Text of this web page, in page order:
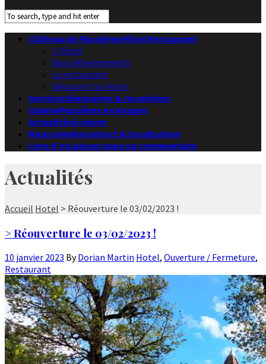
Château de PassièresHôtel Restaurant
L’Hôtel
Nos hébergements
Le restaurant
Découvrir la région
ServicesSéminaires & receptions
GaleriePassières en images
Actualitésà suivre
Nous joindrecontact & localisation
Livre d’orLaissez nous un commentaire
Actualités
Accueil Hotel > Réouverture le 03/02/2023 !
> Réouverture le 03/02/2023 !
10 janvier 2023 ByDorian Martin Hotel, Ouverture / Fermeture,
Restaurant